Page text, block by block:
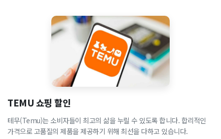
TEMU 쇼핑 할인
테무(Temu)는 소비자들이 최고의 삶을 누릴 수 있도록 합니다. 합리적인
가격으로 고품질의 제품을 제공하기 위해 최선을 다하고 있습니다.